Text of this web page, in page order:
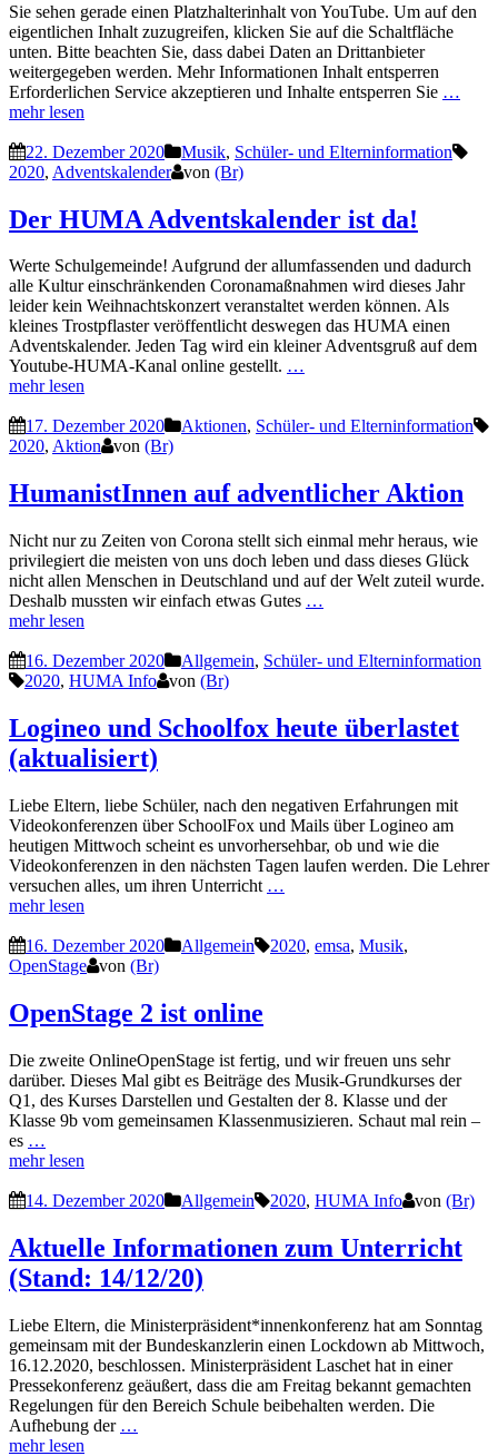
Sie sehen gerade einen Platzhalterinhalt von YouTube. Um auf den
eigentlichen Inhalt zuzugreifen, klicken Sie auf die Schaltfläche
unten. Bitte beachten Sie, dass dabei Daten an Drittanbieter
weitergegeben werden. Mehr Informationen Inhalt entsperren
Erforderlichen Service akzeptieren und Inhalte entsperren Sie …
mehr lesen
22. Dezember 2020 Musik, Schüler- und Elterninformation
2020, Adventskalender von (Br)
Der HUMA Adventskalender ist da!
Werte Schulgemeinde! Aufgrund der allumfassenden und dadurch
alle Kultur einschränkenden Coronamaßnahmen wird dieses Jahr
leider kein Weihnachtskonzert veranstaltet werden können. Als
kleines Trostpflaster veröffentlicht deswegen das HUMA einen
Adventskalender. Jeden Tag wird ein kleiner Adventsgruß auf dem
Youtube-HUMA-Kanal online gestellt. …
mehr lesen
17. Dezember 2020 Aktionen, Schüler- und Elterninformation
2020, Aktion von (Br)
HumanistInnen auf adventlicher Aktion
Nicht nur zu Zeiten von Corona stellt sich einmal mehr heraus, wie
privilegiert die meisten von uns doch leben und dass dieses Glück
nicht allen Menschen in Deutschland und auf der Welt zuteil wurde.
Deshalb mussten wir einfach etwas Gutes …
mehr lesen
16. Dezember 2020 Allgemein, Schüler- und Elterninformation
2020, HUMA Info von (Br)
Logineo und Schoolfox heute überlastet
(aktualisiert)
Liebe Eltern, liebe Schüler, nach den negativen Erfahrungen mit
Videokonferenzen über SchoolFox und Mails über Logineo am
heutigen Mittwoch scheint es unvorhersehbar, ob und wie die
Videokonferenzen in den nächsten Tagen laufen werden. Die Lehrer
versuchen alles, um ihren Unterricht …
mehr lesen
16. Dezember 2020 Allgemein 2020, emsa, Musik,
OpenStage
von (Br)
OpenStage 2 ist online
Die zweite OnlineOpenStage ist fertig, und wir freuen uns sehr
darüber. Dieses Mal gibt es Beiträge des Musik-Grundkurses der
Q1, des Kurses Darstellen und Gestalten der 8. Klasse und der
Klasse 9b vom gemeinsamen Klassenmusizieren. Schaut mal rein –
es …
mehr lesen
14. Dezember 2020 Allgemein 2020, HUMA Info von (Br)
Aktuelle Informationen zum Unterricht
(Stand: 14/12/20)
Liebe Eltern, die Ministerpräsident*innenkonferenz hat am Sonntag
gemeinsam mit der Bundeskanzlerin einen Lockdown ab Mittwoch,
16.12.2020, beschlossen. Ministerpräsident Laschet hat in einer
Pressekonferenz geäußert, dass die am Freitag bekannt gemachten
Regelungen für den Bereich Schule beibehalten werden. Die
Aufhebung der …
mehr lesen